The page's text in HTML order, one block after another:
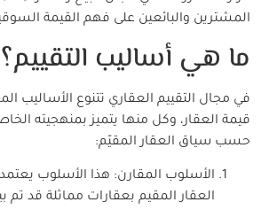
المشترين والبائعين على فهم القيمة
ما هي أساليب التقييم؟
في مجال التقييم العقاري تتنوع الأساليب
قيمة العقار، وكل منها يتميز بمنهجيته
حسب سياق العقار المقيّم:
الأسلوب المقارن: هذا الأسلوب
العقار المقيم بعقارات مماثلة قد تم